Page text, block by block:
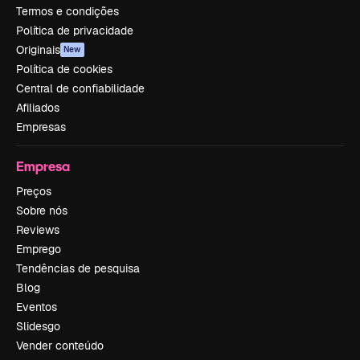
Termos e condições
Política de privacidade
Originais New
Política de cookies
Central de confiabilidade
Afiliados
Empresas
Empresa
Preços
Sobre nós
Reviews
Emprego
Tendências de pesquisa
Blog
Eventos
Slidesgo
Vender conteúdo